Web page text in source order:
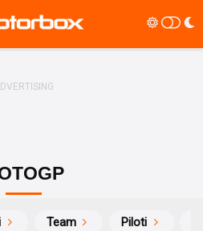
Team Piloti